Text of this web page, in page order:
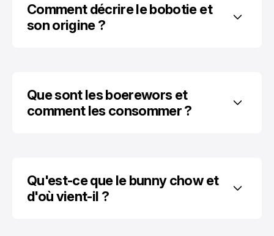
Comment décrire le bobotie et
son origine ?
Que sont les boerewors et
comment les consommer ?
Qu'est-ce que le bunny chow et
d'où vient-il ?